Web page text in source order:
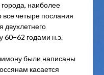
города, наиболее
все четыре послания
60–62 годами н.э.
были написаны
касается